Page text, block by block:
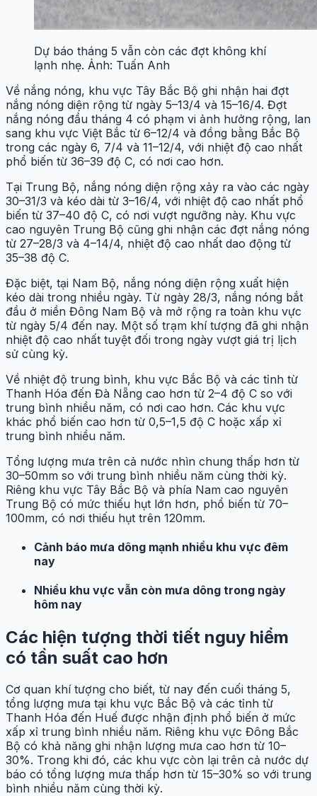
Dự báo tháng 5 vẫn còn các đợt không khí
lạnh nhẹ. Ảnh: Tuấn Anh
Về nắng nóng, khu vực Tây Bắc Bộ ghi nhận hai đợt
nắng nóng diện rộng từ ngày 5–13/4 và 15–16/4. Đợt
nắng nóng đầu tháng 4 có phạm vi ảnh hưởng rộng, lan
sang khu vực Việt Bắc từ 6–12/4 và đồng bằng Bắc Bộ
trong các ngày 6, 7/4 và 11–12/4, với nhiệt độ cao nhất
phổ biến từ 36–39 độ C, có nơi cao hơn.
Tại Trung Bộ, nắng nóng diện rộng xảy ra vào các ngày
30–31/3 và kéo dài từ 3–16/4, với nhiệt độ cao nhất phổ
biến từ 37–40 độ C, có nơi vượt ngưỡng này. Khu vực
cao nguyên Trung Bộ cũng ghi nhận các đợt nắng nóng
từ 27–28/3 và 4–14/4, nhiệt độ cao nhất dao động từ
35–38 độ C.
Đặc biệt, tại Nam Bộ, nắng nóng diện rộng xuất hiện
kéo dài trong nhiều ngày. Từ ngày 28/3, nắng nóng bắt
đầu ở miền Đông Nam Bộ và mở rộng ra toàn khu vực
từ ngày 5/4 đến nay. Một số trạm khí tượng đã ghi nhận
nhiệt độ cao nhất tuyệt đối trong ngày vượt giá trị lịch
sử cùng kỳ.
Về nhiệt độ trung bình, khu vực Bắc Bộ và các tỉnh từ
Thanh Hóa đến Đà Nẵng cao hơn từ 2–4 độ C so với
trung bình nhiều năm, có nơi cao hơn. Các khu vực
khác phổ biến cao hơn từ 0,5–1,5 độ C hoặc xấp xỉ
trung bình nhiều năm.
Tổng lượng mưa trên cả nước nhìn chung thấp hơn từ
30–50mm so với trung bình nhiều năm cùng thời kỳ.
Riêng khu vực Tây Bắc Bộ và phía Nam cao nguyên
Trung Bộ có mức thiếu hụt lớn hơn, phổ biến từ 70–
100mm, có nơi thiếu hụt trên 120mm.
Cảnh báo mưa dông mạnh nhiều khu vực đêm
nay
Nhiều khu vực vẫn còn mưa dông trong ngày
hôm nay
Các hiện tượng thời tiết nguy hiểm
có tần suất cao hơn
Cơ quan khí tượng cho biết, từ nay đến cuối tháng 5,
tổng lượng mưa tại khu vực Bắc Bộ và các tỉnh từ
Thanh Hóa đến Huế được nhận định phổ biến ở mức
xấp xỉ trung bình nhiều năm. Riêng khu vực Đông Bắc
Bộ có khả năng ghi nhận lượng mưa cao hơn từ 10–
30%. Trong khi đó, các khu vực còn lại trên cả nước dự
báo có tổng lượng mưa thấp hơn từ 15–30% so với trung
bình nhiều năm cùng thời kỳ.